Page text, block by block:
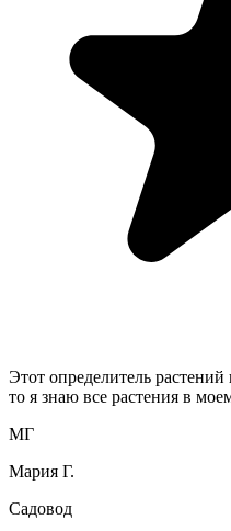
Этот определитель
то я знаю все растения в
МГ
Мария Г.
Садовод